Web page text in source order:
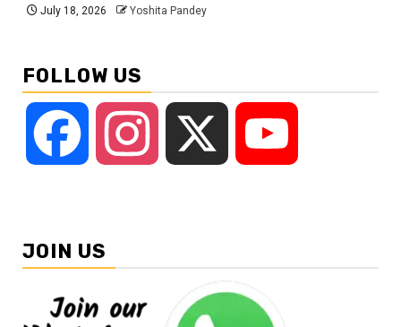
July 18, 2026 Yoshita Pandey
FOLLOW US
Facebook Instagram
JOIN US